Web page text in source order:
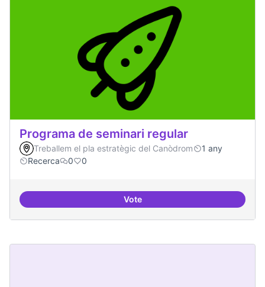
Programa de seminari regular
Treballem el pla estratègic del Canòdrom
1 any
Recerca
0 0
VotePrograma de seminari regular